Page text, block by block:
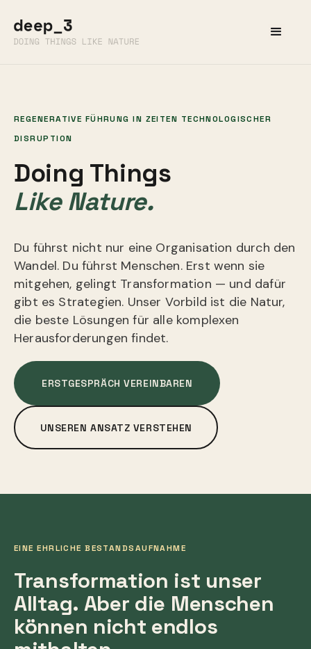
REGENERATIVE FÜHRUNG IN ZEITEN TECHNOLOGISCHER
DISRUPTION
Doing Things
Like Nature.
Du führst nicht nur eine Organisation durch den
Wandel. Du führst Menschen. Erst wenn sie
mitgehen, gelingt Transformation — und dafür
gibt es Strategien. Unser Vorbild ist die Natur,
die beste Lösungen für alle komplexen
Herausforderungen findet.
ERSTGESPRÄCH VEREINBAREN
UNSEREN ANSATZ VERSTEHEN
EINE EHRLICHE BESTANDSAUFNAHME
Transformation ist unser
Alltag. Aber die Menschen
können nicht endlos